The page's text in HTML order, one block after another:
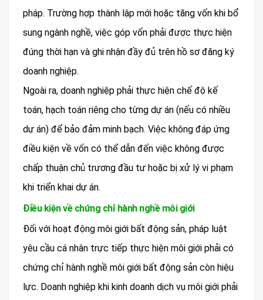
pháp. Trường hợp thành lập mới hoặc tăng vốn khi bổ
sung ngành nghề, việc góp vốn phải được thực hiện
đúng thời hạn và ghi nhận đầy đủ trên hồ sơ đăng ký
doanh nghiệp.
Ngoài ra, doanh nghiệp phải thực hiện chế độ kế
toán, hạch toán riêng cho từng dự án (nếu có nhiều
dự án) để bảo đảm minh bạch. Việc không đáp ứng
điều kiện về vốn có thể dẫn đến việc không được
chấp thuận chủ trương đầu tư hoặc bị xử lý vi phạm
khi triển khai dự án.
Điều kiện về chứng chỉ hành nghề môi giới
Đối với hoạt động môi giới bất động sản, pháp luật
yêu cầu cá nhân trực tiếp thực hiện môi giới phải có
chứng chỉ hành nghề môi giới bất động sản còn hiệu
lực. Doanh nghiệp khi kinh doanh dịch vụ môi giới phải